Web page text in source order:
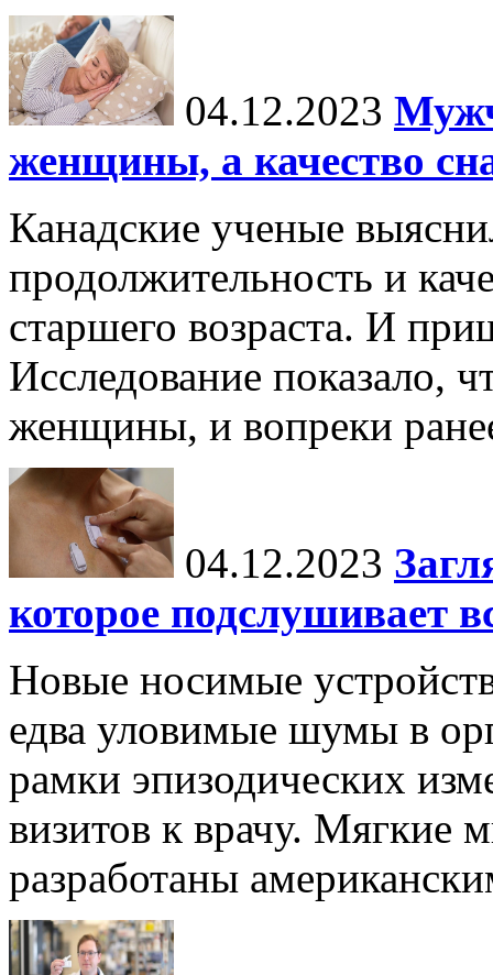
04.12.2023
женщины, а качество
Канадские ученые
продолжительность и
старшего возраста. И
Исследование показало,
женщины, и вопреки
04.12.2023
которое подслушивает
Новые носимые
едва уловимые шумы в
рамки эпизодических
визитов к врачу. Мягкие
разработаны